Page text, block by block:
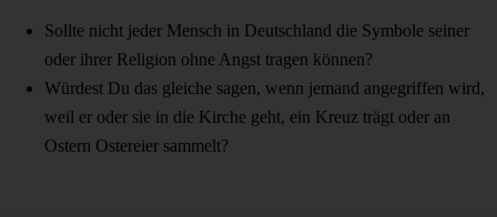
Sollte nicht jeder Mensch in Deutschland die Symbole seiner
oder ihrer Religion ohne Angst tragen können?
Würdest Du das gleiche sagen, wenn jemand angegriffen wird,
weil er oder sie in die Kirche geht, ein Kreuz trägt oder an
Ostern Ostereier sammelt?